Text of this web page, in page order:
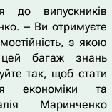
до випускників
– Ви отримуєте
з якою
цей багаж знань
так, щоб стати
економіки та
Маринченко